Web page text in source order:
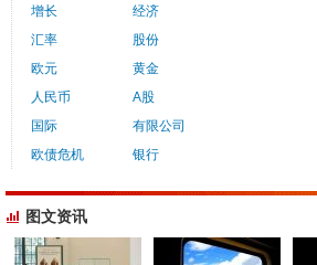
增长
汇率
欧元
人民币
国际
欧债危机
经济
股份
黄金
A股
有限公司
银行
图文资讯